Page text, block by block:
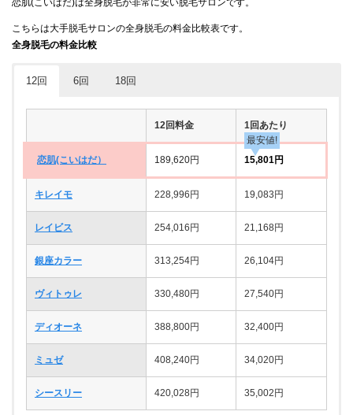
恋肌(こいはだ)は全身脱毛が非常に安い脱毛サロンです。
こちらは大手脱毛サロンの全身脱毛の料金比較表です。
全身脱毛の料金比較
12回 6回 18回
12回料金 1回あたり
恋肌(こいはだ） 189,620円
最安値!
15,801円
キレイモ 228,996円 19,083円
レイビス 254,016円 21,168円
銀座カラー 313,254円 26,104円
ヴィトゥレ 330,480円 27,540円
ディオーネ 388,800円 32,400円
ミュゼ 408,240円 34,020円
シースリー 420,028円 35,002円